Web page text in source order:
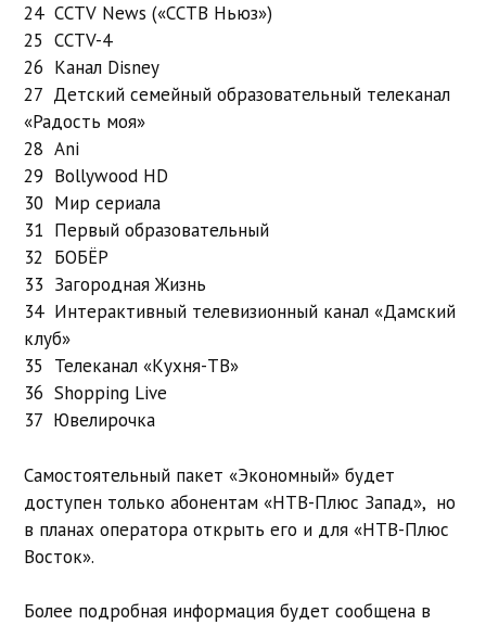
24 CCTV News («ССТВ Ньюз»)
25 CCTV-4
26 Канал Disney
27 Детский семейный образовательный телеканал
«Радость моя»
28 Ani
29 Bollywood HD
30 Мир сериала
31 Первый образовательный
32 БОБЁР
33 Загородная Жизнь
34 Интерактивный телевизионный канал «Дамский
клуб»
35 Телеканал «Кухня-ТВ»
36 Shopping Live
37 Ювелирочка
Самостоятельный пакет «Экономный» будет
доступен только абонентам «НТВ-Плюс Запад», но
в планах оператора открыть его и для «НТВ-Плюс
Восток».
Более подробная информация будет сообщена в